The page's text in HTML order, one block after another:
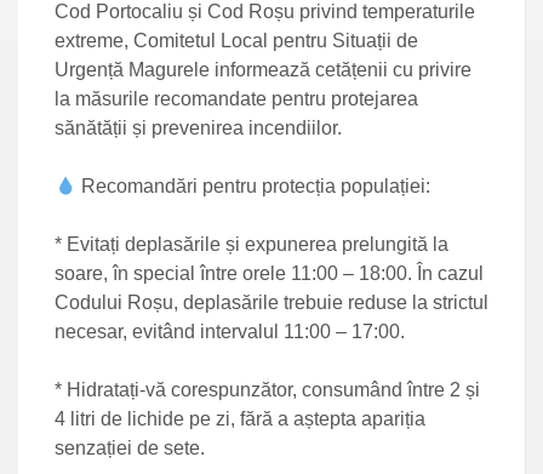
Cod Portocaliu și Cod Roșu privind temperaturile
extreme, Comitetul Local pentru Situații de
Urgență Magurele informează cetățenii cu privire
la măsurile recomandate pentru protejarea
sănătății și prevenirea incendiilor.
Recomandări pentru protecția populației:
* Evitați deplasările și expunerea prelungită la
soare, în special între orele 11:00 – 18:00. În cazul
Codului Roșu, deplasările trebuie reduse la strictul
necesar, evitând intervalul 11:00 – 17:00.
* Hidratați-vă corespunzător, consumând între 2 și
4 litri de lichide pe zi, fără a aștepta apariția
senzației de sete.